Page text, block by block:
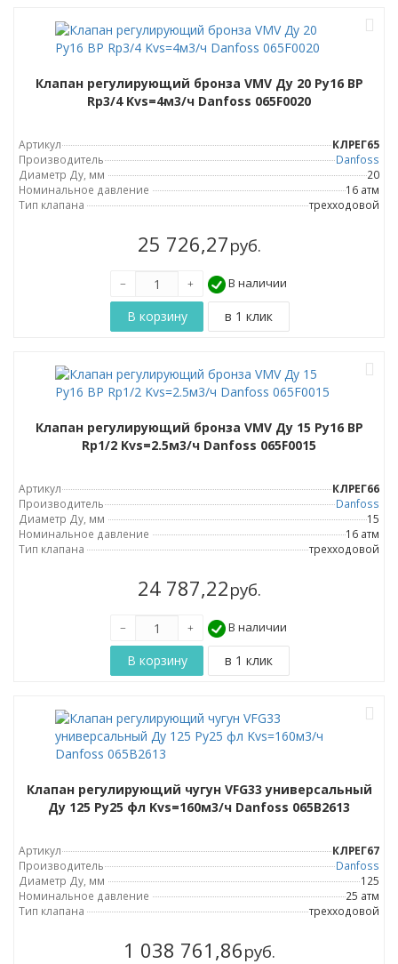
Клапан регулирующий бронза VMV Ду 20 Ру16 ВР
Rp3/4 Kvs=4м3/ч Danfoss 065F0020
Артикул
КЛРЕГ65
Производитель
Danfoss
Диаметр Ду, мм
20
Номинальное давление
16 атм
Тип клапана
трехходовой
25 726,27руб.
В наличии
Клапан регулирующий бронза VMV Ду 15 Ру16 ВР
Rp1/2 Kvs=2.5м3/ч Danfoss 065F0015
Артикул
КЛРЕГ66
Производитель
Danfoss
Диаметр Ду, мм
15
Номинальное давление
16 атм
Тип клапана
трехходовой
24 787,22руб.
В наличии
Клапан регулирующий чугун VFG33 универсальный
Ду 125 Ру25 фл Kvs=160м3/ч Danfoss 065B2613
Артикул
КЛРЕГ67
Производитель
Danfoss
Диаметр Ду, мм
125
Номинальное давление
25 атм
Тип клапана
трехходовой
1 038 761,86руб.